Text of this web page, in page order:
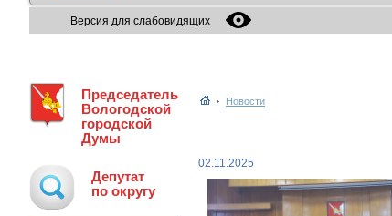
Версия для слабовидящих
Председатель
Вологодской
городской
Думы
Депутат
по округу
Новости
02.11.2025